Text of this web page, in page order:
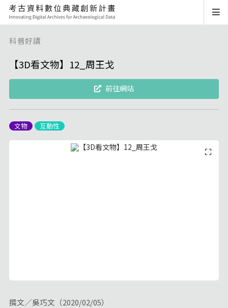
科普好讀
【3D看文物】12_周王戈
前往網站
文物 互動性
撰文／吳巧文（2020/02/05）